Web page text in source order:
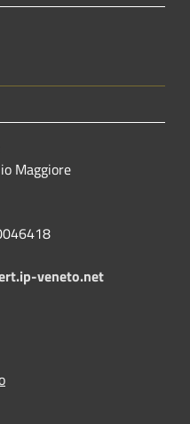
Maggiore
veneto.net